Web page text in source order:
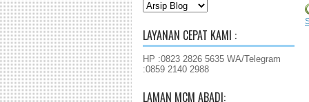
LAYANAN CEPAT KAMI :
HP :0823 2826 5635 WA/Telegram
:0859 2140 2988
LAMAN MCM ABADI: